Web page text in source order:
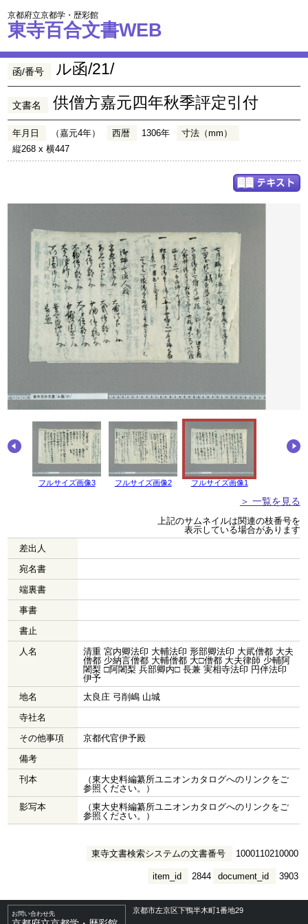
京都府立京都学・歴彩館
東寺百合文書WEB
函/番号 ル函/21/
文書名 供僧方嘉元四年秋季評定引付
年月日 （嘉元4年） 西暦 1306年
寸法（mm）
縦268 x 横447
フルサイズ画像3 フルサイズ画像2 フルサイズ画像1
＞ 一覧を見る
上記のサムネイルは関連の枝番号を
表示している場合があります
差出人
宛名書
端裏書
事書
書止
人名
清重 宮内卿法印 大輔法印 形部卿法印 大貮僧都 大夫
僧都 少納言僧都 大輔僧都 大□僧都 大夫律師 少輔阿
闍梨 □阿闍梨 兵部卿内□ 長兼 実相寺法印 円伴法印
伊予
地名
太良庄 弓削嶋 山城
寺社名
その他事項
京都代官伊予殿
備考
刊本
（東大史料編纂所ユニオンカタログへのリンクをご
参照ください。）
影写本
（東大史料編纂所ユニオンカタログへのリンクをご
参照ください。）
東寺文書検索システムの文書番号 1000110210000
document_id 3903
item_id 2844
お問い合わせ先 京都市左京区下鴨半木町1番地29